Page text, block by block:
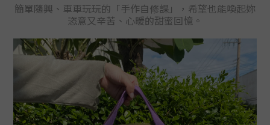
簡單隨興、車車玩玩的「手作自修課」
， 希望也能喚起妳
恣意又辛苦、心暖的甜蜜回憶。